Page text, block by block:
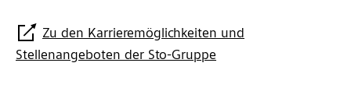
Zu den Karrieremöglichkeiten und
Stellenangeboten der Sto-Gruppe